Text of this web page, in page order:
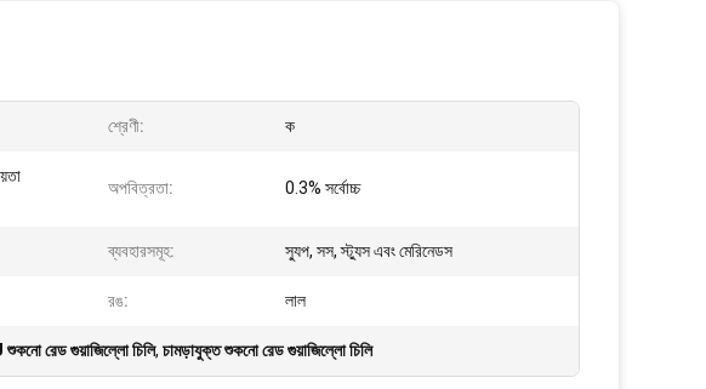
শ্রেণী: ক
অপবিত্রতা: 0.3% সর্বোচ্চ
ব্যবহারসমূহ: স্যুপ, সস, স্ট্যুস এবং মেরিনেডস
রঙ: লাল
রেড গুয়াজিল্লো চিলি, চামড়াযুক্ত শুকনো রেড গুয়াজিল্লো চিলি